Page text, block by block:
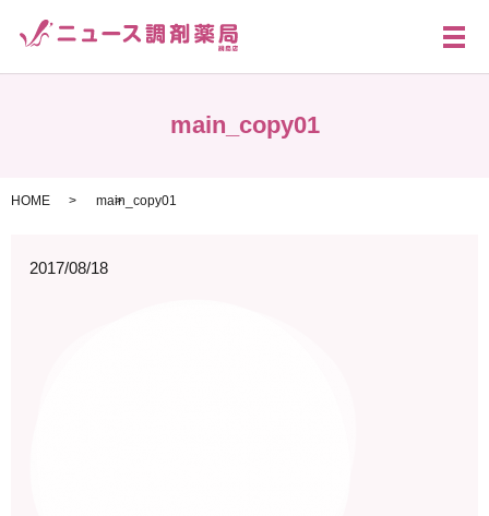
メ
main_copy01
HOME main_copy01
2017/08/18